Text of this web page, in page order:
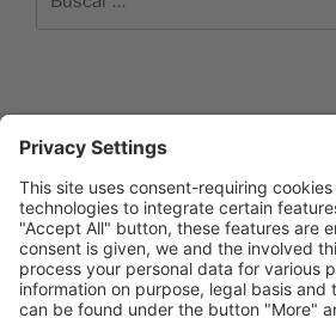
Impressum
Barrierefreiheitserklärung
Datenschutzerklärung
Newsletter abonieren